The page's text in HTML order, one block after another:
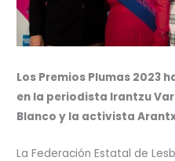
Los Premios Plumas 2023
en la periodista Irantzu
Blanco y la activista
La Federación Estatal de